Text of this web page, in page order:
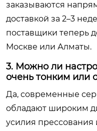
заказываются
доставкой за 2–3
поставщики теперь
Москве или Алматы.
3. Можно ли
очень тонким или
Да, современные
обладают широким
усилия прессования